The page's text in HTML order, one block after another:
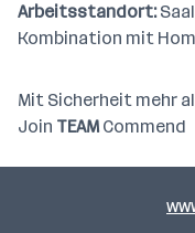
Arbeitsstandort:
Kombination mit
Mit Sicherheit mehr
Join TEAMCommend